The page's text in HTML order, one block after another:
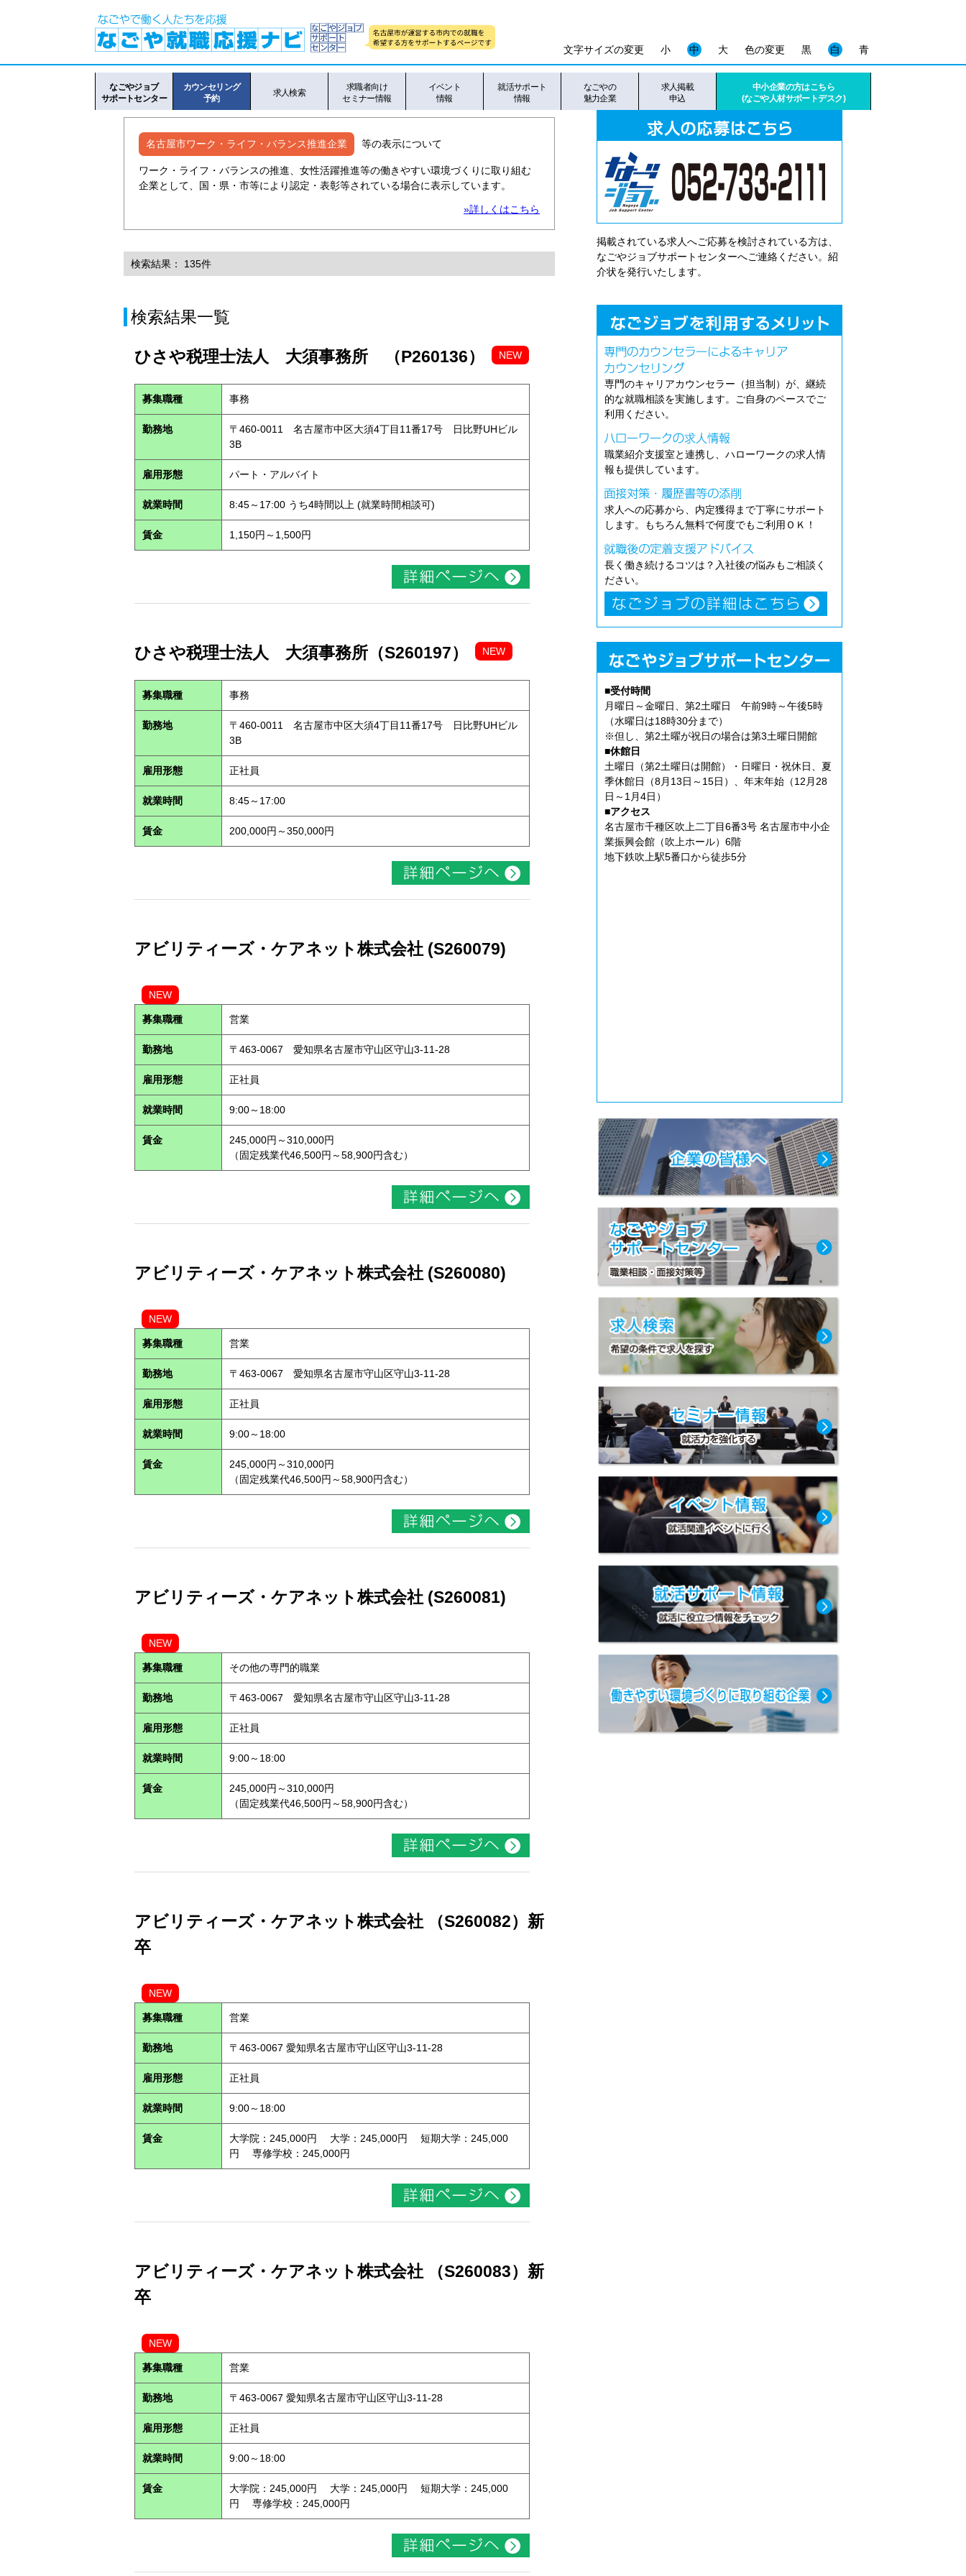
色の変更 黒 白 青
文字サイズの変更 小 中 大
なごやジョブ
サポートセンター
カウンセリング
予約
求人検索
求職者向け
セミナー情報
イベント
情報
就活サポート
情報
なごやの
魅力企業
求人掲載
申込
中小企業の方はこちら
(なごや人材サポートデスク)
名古屋市ワーク・ライフ・バランス推進企業 等の表示について
ワーク・ライフ・バランスの推進、女性活躍推進等の働きやすい環境づくりに取り組む
企業として、国・県・市等により認定・表彰等されている場合に表示しています。
»詳しくはこちら
検索結果： 135件
検索結果一覧
ひさや税理士法人 大須事務所 （P260136） NEW
募集職種 事務
勤務地
〒460-0011 名古屋市中区大須4丁目11番17号 日比野UHビル
3B
雇用形態 パート・アルバイト
就業時間 8:45～17:00 うち4時間以上 (就業時間相談可)
賃金 1,150円～1,500円
ひさや税理士法人 大須事務所（S260197） NEW
募集職種 事務
勤務地
〒460-0011 名古屋市中区大須4丁目11番17号 日比野UHビル
3B
雇用形態 正社員
就業時間 8:45～17:00
賃金 200,000円～350,000円
アビリティーズ・ケアネット株式会社 (S260079)
NEW
募集職種 営業
勤務地 〒463-0067 愛知県名古屋市守山区守山3-11-28
雇用形態 正社員
就業時間 9:00～18:00
賃金
245,000円～310,000円
（固定残業代46,500円～58,900円含む）
アビリティーズ・ケアネット株式会社 (S260080)
NEW
募集職種 営業
勤務地 〒463-0067 愛知県名古屋市守山区守山3-11-28
雇用形態 正社員
就業時間 9:00～18:00
賃金
245,000円～310,000円
（固定残業代46,500円～58,900円含む）
アビリティーズ・ケアネット株式会社 (S260081)
NEW
募集職種 その他の専門的職業
勤務地 〒463-0067 愛知県名古屋市守山区守山3-11-28
雇用形態 正社員
就業時間 9:00～18:00
賃金
245,000円～310,000円
（固定残業代46,500円～58,900円含む）
アビリティーズ・ケアネット株式会社 （S260082）新
卒
NEW
募集職種 営業
勤務地 〒463-0067 愛知県名古屋市守山区守山3-11-28
雇用形態 正社員
就業時間 9:00～18:00
賃金
大学院：245,000円 大学：245,000円 短期大学：245,000
円 専修学校：245,000円
アビリティーズ・ケアネット株式会社 （S260083）新
卒
NEW
募集職種 営業
勤務地 〒463-0067 愛知県名古屋市守山区守山3-11-28
雇用形態 正社員
就業時間 9:00～18:00
賃金
大学院：245,000円 大学：245,000円 短期大学：245,000
円 専修学校：245,000円
掲載されている求人へご応募を検討されている方は、
なごやジョブサポートセンターへご連絡ください。紹
介状を発行いたします。
専門のキャリアカウンセラー（担当制）が、継続
的な就職相談を実施します。ご自身のペースでご
利用ください。
職業紹介支援室と連携し、ハローワークの求人情
報も提供しています。
求人への応募から、内定獲得まで丁寧にサポート
します。もちろん無料で何度でもご利用ＯＫ！
長く働き続けるコツは？入社後の悩みもご相談く
ださい。
■受付時間
月曜日～金曜日、第2土曜日 午前9時～午後5時
（水曜日は18時30分まで）
※但し、第2土曜が祝日の場合は第3土曜日開館
■休館日
土曜日（第2土曜日は開館）・日曜日・祝休日、夏
季休館日（8月13日～15日）、年末年始（12月28
日～1月4日）
■アクセス
名古屋市千種区吹上二丁目6番3号 名古屋市中小企
業振興会館（吹上ホール）6階
地下鉄吹上駅5番口から徒歩5分